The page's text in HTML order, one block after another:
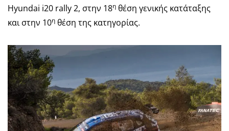
Hyundai i20 rally 2, στην 18η θέση γενικής κατάταξης
και στην 10η θέση της κατηγορίας.